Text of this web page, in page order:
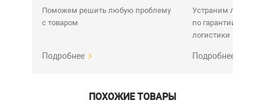
Поможем решить любую проблему
с товаром
Подробнее
Устраним любую
по гарантии. Срок
логистики
Подробнее
ПОХОЖИЕ ТОВАРЫ